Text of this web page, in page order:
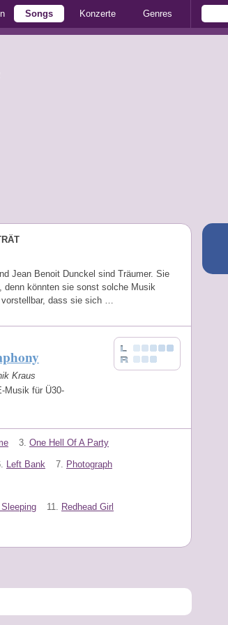
Songs Konzerte Genres
Jean Benoit Dunckel sind Träumer. Sie
denn könnten sie sonst solche Musik
vorstellbar, dass sie sich …
Kraus
Musik für Ü30-
3. One Hell Of A Party
Left Bank 7. Photograph
11. Redhead Girl